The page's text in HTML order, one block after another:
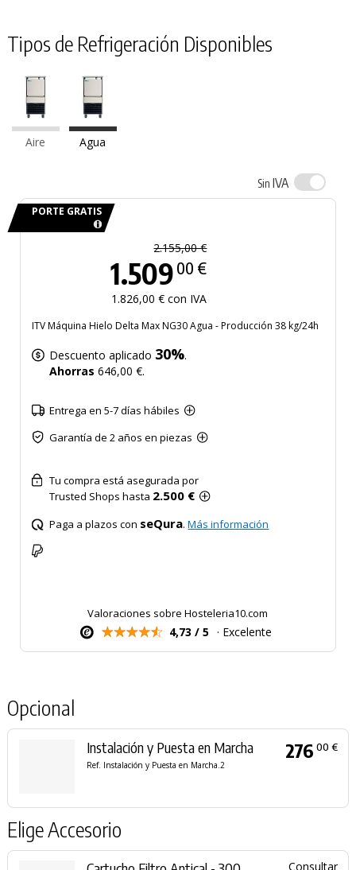
Tipos de Refrigeración Disponibles
Aire Agua
Sin IVA
PORTE GRATIS
2.155,00 €
1.509 00 €
1.826,00 € con IVA
ITV Máquina Hielo Delta Max NG30 Agua - Producción 38 kg/24h
Descuento aplicado 30%.
Ahorras 646,00 €.
Entrega en 5-7 días hábiles
Garantía de 2 años en piezas
Tu compra está asegurada por
Trusted Shops hasta 2.500 €
Paga a plazos con seQura.Más información
Valoraciones sobre Hosteleria10.com
4,73 / 5 · Excelente
Opcional
Instalación y Puesta en Marcha
Ref. Instalación y Puesta en Marcha.2
276 00 €
Elige Accesorio
Consultar